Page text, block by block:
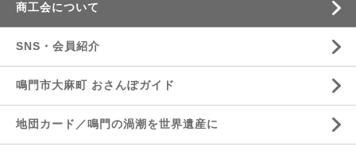
商工会について
SNS・会員紹介
鳴門市大麻町 おさんぽガイド
地団カード／鳴門の渦潮を世界遺産に